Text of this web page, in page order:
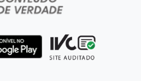
promete melhorar